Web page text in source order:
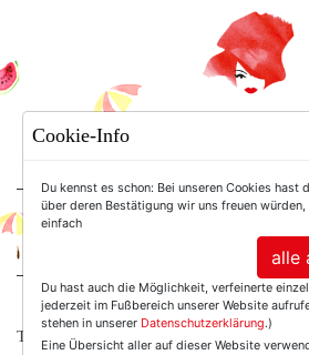
For Women.
TEXTERELLA LIEBT!
Cookie-Info
Du kennst es schon: Bei unseren Cookies
über deren Bestätigung wir uns freuen
einfach
alle
Du hast auch die Möglichkeit, verfeinerte
jederzeit im Fußbereich unserer Website
stehen in unserer Datenschutzerklärung.)
Eine Übersicht aller auf dieser Website